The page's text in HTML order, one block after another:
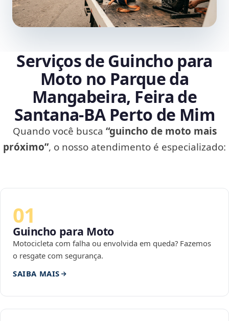
Serviços de Guincho para
Moto no Parque da
Mangabeira, Feira de
Santana‑BA Perto de Mim
Quando você busca “guincho de moto mais
próximo”, o nosso atendimento é especializado:
01
Guincho para Moto
Motocicleta com falha ou envolvida em queda? Fazemos
o resgate com segurança.
SAIBA MAIS